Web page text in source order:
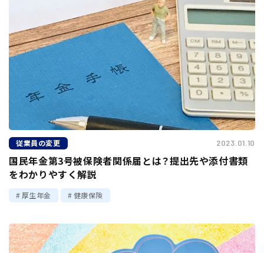
従業員の変更 2023.01.10
国民年金第3号被保険者関係届とは？提出先や添付書類
をわかりやすく解説
厚生年金 健康保険